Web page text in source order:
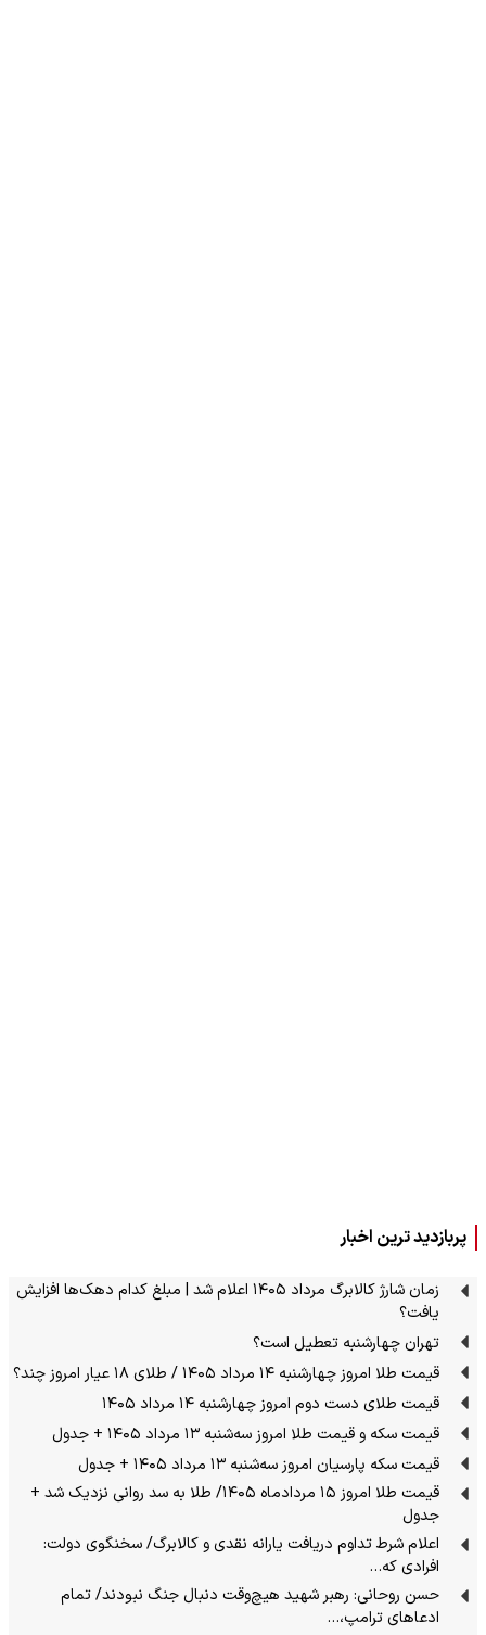
پربازدید ترین اخبار
زمان شارژ کالابرگ مرداد ۱۴۰۵ اعلام شد | مبلغ کدام دهک‌ها افزایش
یافت؟
تهران چهارشنبه تعطیل است؟
قیمت طلا امروز چهارشنبه ۱۴ مرداد ۱۴۰۵ / طلای ۱۸ عیار امروز چند؟
قیمت طلای دست دوم امروز چهارشنبه ۱۴ مرداد ۱۴۰۵
قیمت سکه و قیمت طلا امروز سه‌شنبه ۱۳ مرداد ۱۴۰۵ + جدول
قیمت سکه پارسیان امروز سه‌شنبه ۱۳ مرداد ۱۴۰۵ + جدول
قیمت طلا امروز ۱۵ مردادماه ۱۴۰۵/ طلا به سد روانی نزدیک شد +
جدول
اعلام شرط تداوم دریافت یارانه نقدی و کالابرگ/ سخنگوی دولت:
افرادی که…
حسن روحانی: رهبر شهید هیچ‌وقت دنبال جنگ نبودند/ تمام
ادعاهای ترامپ،…